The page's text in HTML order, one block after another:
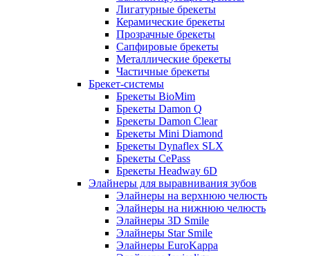
Лигатурные брекеты
Керамические брекеты
Прозрачные брекеты
Сапфировые брекеты
Металлические брекеты
Частичные брекеты
Брекет-системы
Брекеты BioMim
Брекеты Damon Q
Брекеты Damon Clear
Брекеты Mini Diamond
Брекеты Dynaflex SLX
Брекеты CePass
Брекеты Headway 6D
Элайнеры для выравнивания зубов
Элайнеры на верхнюю челюсть
Элайнеры на нижнюю челюсть
Элайнеры 3D Smile
Элайнеры Star Smile
Элайнеры EuroKappa